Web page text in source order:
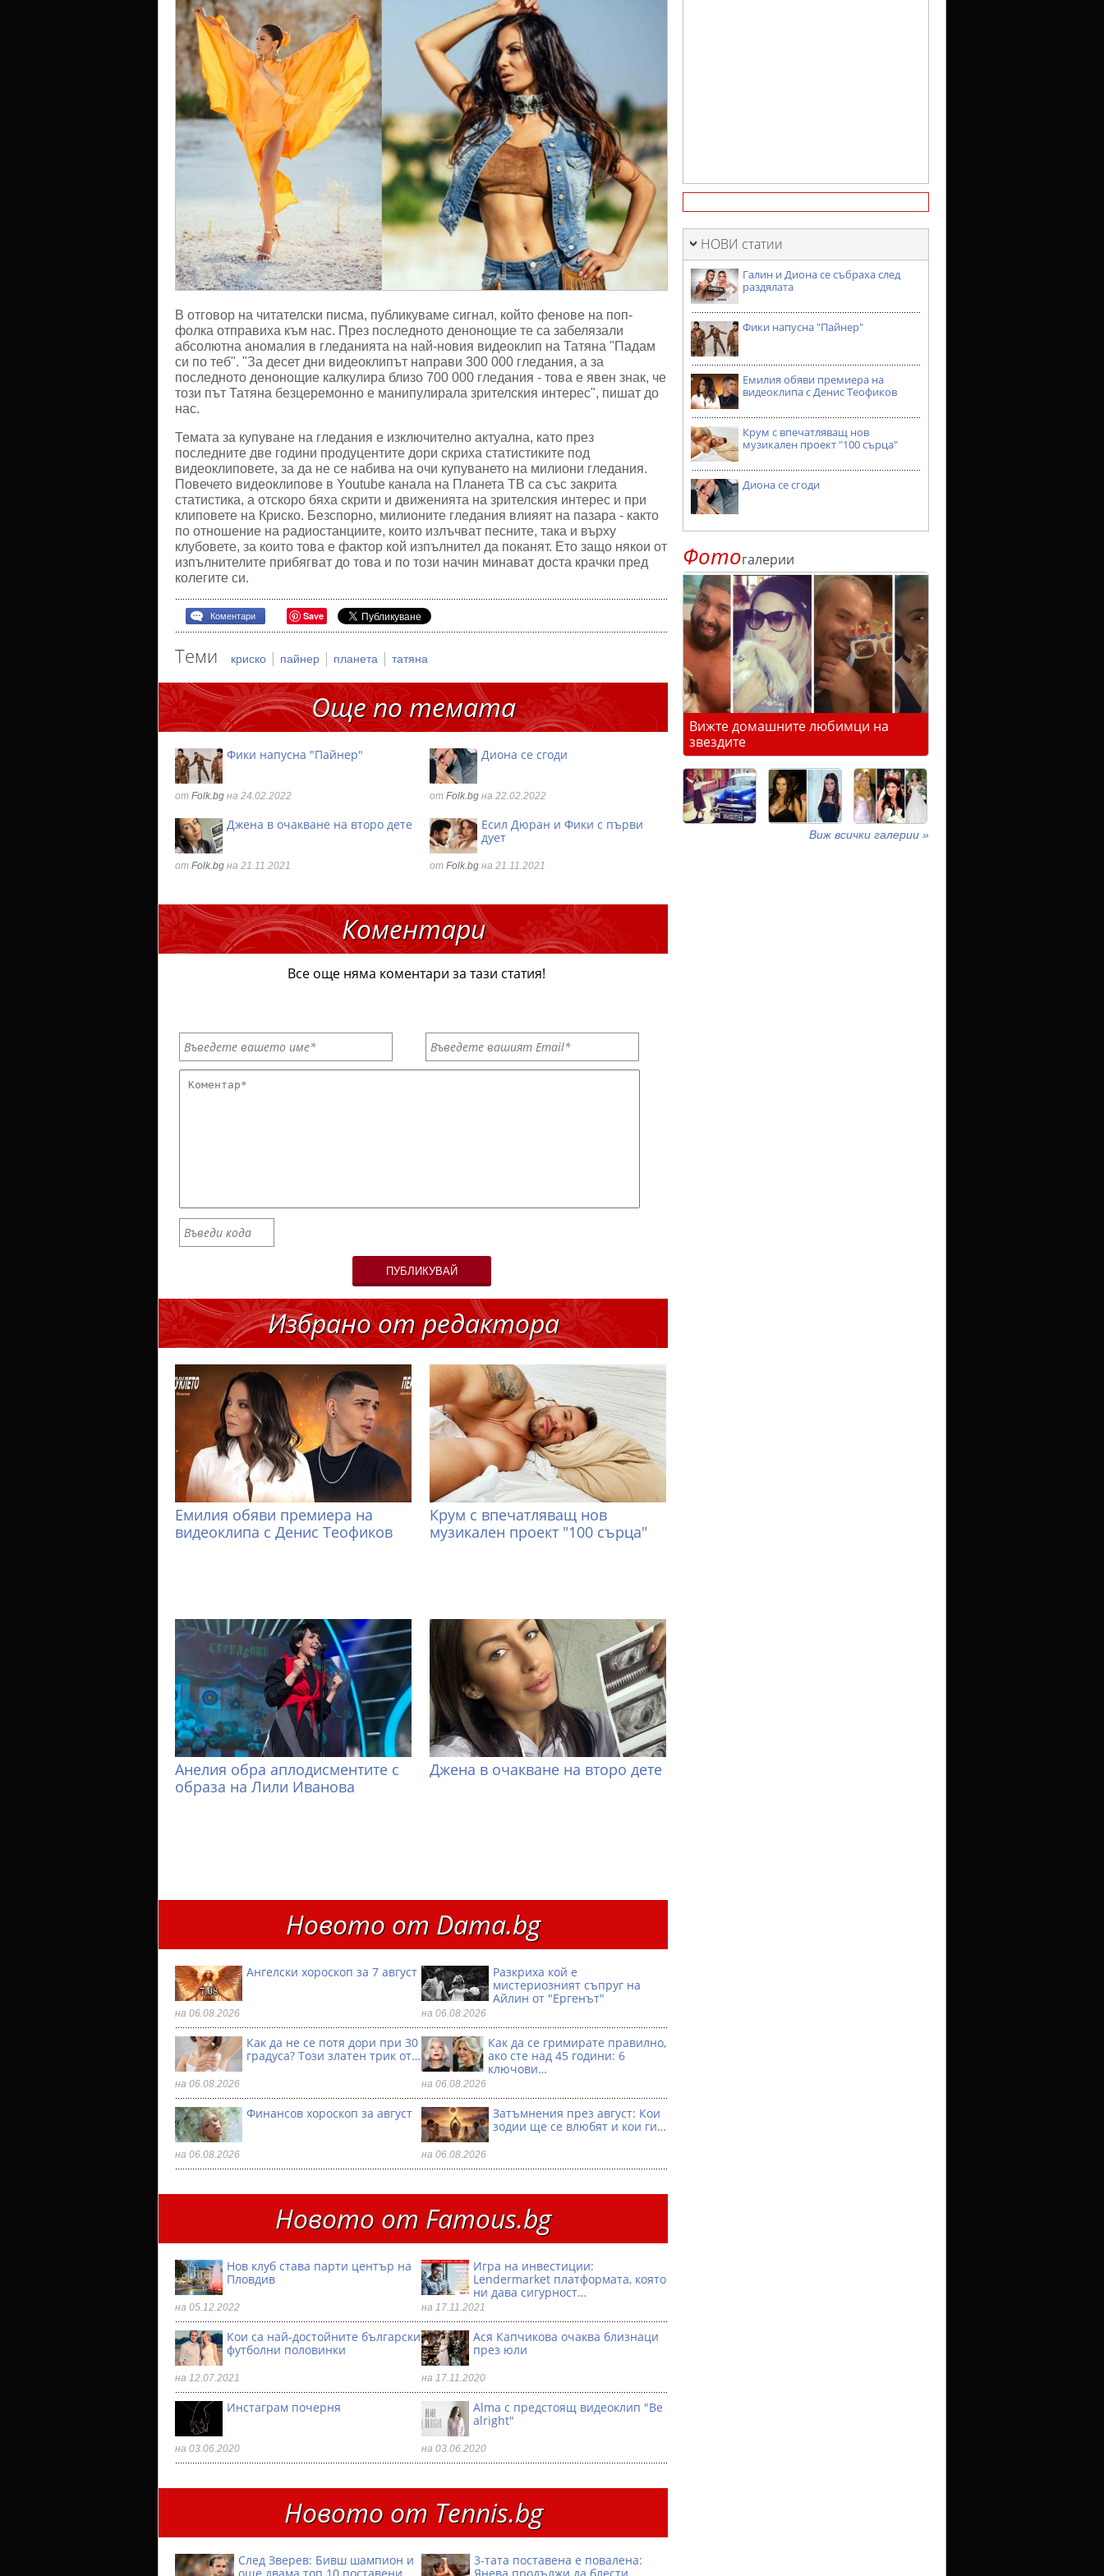
В отговор на читателски писма, публикуваме сигнал, който фенове на поп-
фолка отправиха към нас. През последното денонощие те са забелязали
абсолютна аномалия в гледанията на най-новия видеоклип на Татяна "Падам
си по теб". "За десет дни видеоклипът направи 300 000 гледания, а за
последното денонощие калкулира близо 700 000 гледания - това е явен знак, че
този път Татяна безцеремонно е манипулирала зрителския интерес", пишат до
нас.
Темата за купуване на гледания е изключително актуална, като през
последните две години продуцентите дори скриха статистиките под
видеоклиповете, за да не се набива на очи купуването на милиони гледания.
Повечето видеоклипове в Youtube канала на Планета ТВ са със закрита
статистика, а отскоро бяха скрити и движенията на зрителския интерес и при
клиповете на Криско. Безспорно, милионите гледания влияят на пазара - както
по отношение на радиостанциите, които излъчват песните, така и върху
клубовете, за които това е фактор кой изпълнител да поканят. Ето защо някои от
изпълнителите прибягват до това и по този начин минават доста крачки пред
колегите си.
Коментари Save
Теми криско | пайнер | планета | татяна
Още по темата
Фики напусна "Пайнер"
от Folk.bg на 24.02.2022
Диона се сгоди
от Folk.bg на 22.02.2022
Джена в очакване на второ дете
от Folk.bg на 21.11.2021
Есил Дюран и Фики с първи
дует
от Folk.bg на 21.11.2021
Коментари
Все още няма коментари за тази статия!
ПУБЛИКУВАЙ
Избрано от редактора
Емилия обяви премиера на
видеоклипа с Денис Теофиков
Крум с впечатляващ нов
музикален проект "100 сърца"
Анелия обра аплодисментите с
образа на Лили Иванова
Джена в очакване на второ дете
Новото от Dama.bg
Ангелски хороскоп за 7 август
на 06.08.2026
Разкриха кой е
мистериозният съпруг на
Айлин от "Ергенът"
на 06.08.2026
Как да не се потя дори при 30
градуса? Този златен трик от…
на 06.08.2026
Как да се гримирате правилно,
ако сте над 45 години: 6
ключови…
на 06.08.2026
Финансов хороскоп за август
на 06.08.2026
Затъмнения през август: Кои
зодии ще се влюбят и кои ги…
на 06.08.2026
Новото от Famous.bg
Нов клуб става парти център на
Пловдив
на 05.12.2022
Игра на инвестиции:
Lendermarket платформата, която
ни дава сигурност…
на 17.11.2021
Кои са най-достойните български
футболни половинки
на 12.07.2021
Ася Капчикова очаква близнаци
през юли
на 17.11.2020
Инстаграм почерня
на 03.06.2020
Alma с предстоящ видеоклип "Be
alright"
на 03.06.2020
Новото от Тennis.bg
След Зверев: Бивш шампион и
3-тата поставена е повалена:
НОВИ статии
Галин и Диона се събраха след
раздялата
Фики напусна "Пайнер"
Емилия обяви премиера на
видеоклипа с Денис Теофиков
Крум с впечатляващ нов
музикален проект "100 сърца"
Диона се сгоди
Фотогалерии
Вижте домашните любимци на
звездите
Виж всички галерии »